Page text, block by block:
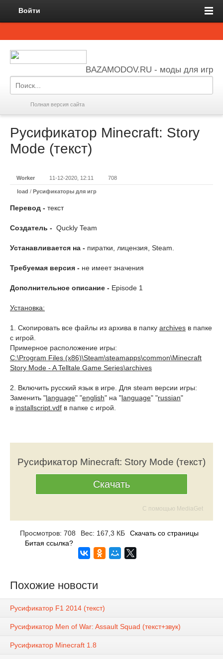
Войти
BAZAMODOV.RU - моды для игр
Полная версия сайта
Русификатор Minecraft: Story
Mode (текст)
Worker 11-12-2020, 12:11 708
load / Русификаторы для игр
Перевод - текст
Создатель - Quckly Team
Устанавливается на - пиратки, лицензия, Steam.
Требуемая версия - не имеет значения
Дополнительное описание - Episode 1
Установка:
1. Скопировать все файлы из архива в папку archives в папке
с игрой.
Примерное расположение игры:
C:\Program Files (x86)\Steam\steamapps\common\Minecraft
Story Mode - A Telltale Game Series\archives
2. Включить русский язык в игре. Для steam версии игры:
Заменить "language" "english" на "language" "russian"
в installscript.vdf в папке с игрой.
Русификатор Minecraft: Story Mode (текст)
Скачать
С помощью MediaGet
Просмотров: 708 Вес: 167,3 КБ
Скачать со страницы
Битая ссылка?
Похожие новости
Русификатор F1 2014 (текст)
Русификатор Men of War: Assault Squad (текст+звук)
Русификатор Minecraft 1.8